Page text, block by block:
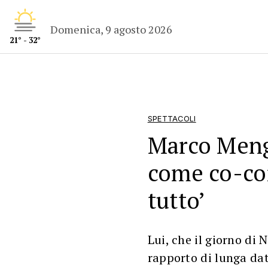
21° - 32°
Domenica, 9 agosto 2026
SPETTACOLI
Marco
come co-
tutto’
Lui, che il giorno di
rapporto di lunga